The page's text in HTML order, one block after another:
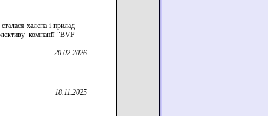
халепа і прилад
компанії "BVP
20.02.2026
18.11.2025